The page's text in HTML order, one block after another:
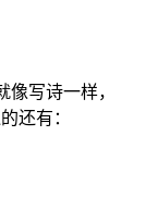
写诗一样，
还有：